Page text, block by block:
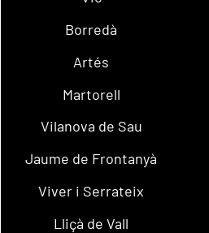
Borredà
Artés
Martorell
Vilanova de Sau
Jaume de Frontanyà
Viver i Serrateix
Lliçà de Vall